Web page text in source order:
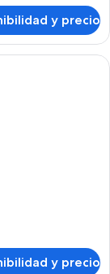
y precio
decoración de
y precio